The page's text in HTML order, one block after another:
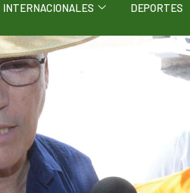
INTERNACIONALES DEPORTES